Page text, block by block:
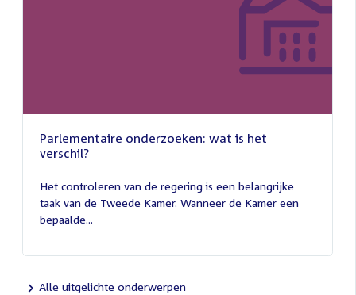
Parlementaire onderzoeken: wat is het
verschil?
juli
2026
Het controleren van de regering is een belangrijke
taak van de Tweede Kamer. Wanneer de Kamer een
bepaalde...
Alle uitgelichte onderwerpen